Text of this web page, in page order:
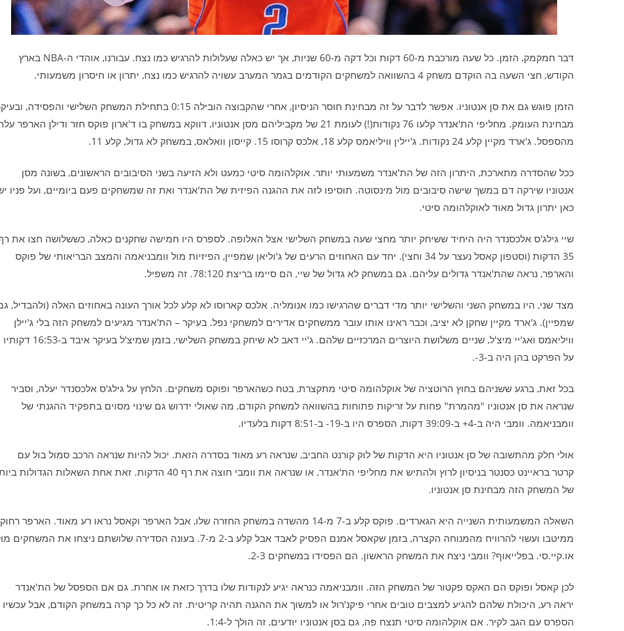
דבר חמקמק, הזמן. כל שעה מורכבת מ-60 דקות וכל דקה מ-60 שניות, אך יש כאלה שעלולות להרגיש כמו נצח. עבורנו, אוהדי ה-NBA בארץ
הקודש, חצי השעה בה הוקדם משחק 4 בהשוואה למשחקים הקודמים בגמר המערב עשויה להרגיש כמו נצח, יתרון או חיסרון משמעותי.
הזמן פוגש גם את סן אנטוניו. אפשר לדבר על זה מבחינת חוסר הניסיון, אחרי שהקבוצה הובילה 0:15 בתחילת המשחק השלישי והפסידה,
מבחינת העומק. מחליפי הת'אנדר קלעו 76 נקודות(!) לעומת 21 של מקביליהם מסן אנטוניו, דווקא במשחק בו ד'ארון פוקס חזר ודילן הארפר
מהספסל. ג'ארד מקיין קלע 24 נקודות. ג'יילין וויליאמס קלע 18, אלכס קרוסו 15. קייסון וואלאס, במשחק לא גדול, קלע 11.
ככל שהסדרה מתארכת, היתרון הזה של הת'אנדר משמעותי יותר. אוקלהומה סיטי כמעט ולא הזיעה בשני הסיבובים הראשונים, בשונה מסן
אנטוניו שירקה דם במשך שישה סיבובים מול מינסוטה. תוסיפו לזה את ההגנה הפיזית של הת'אנדר ואת זה שמשחקים פעם ביומיים, ועל פניו
כאן יתרון גדול מאוד לאוקלהומה סיטי.
שיי גילג'ס אלכסנדר היה היחיד ששיחק יותר מחצי שעה במשחק השלישי אצל האלופה. לספרס היו חמישה שחקנים כאלה, כששלושה חצו את
35 הדקות (וסטפון קאסל נעצר על 34 וחצי). יחד עם האחוזים הרעים של ג'וליאן שמפיין, הפיזיות מול וומבניאמה והמצב הבריאותי של פוקס
והארפר, נראה שהת'אנדר גדולים עליהם. גם במשחק לא גדול של שיי, הם סיימו בריצת 78:120. זה משפיל.
מצד שני, היו במשחק השני והשלישי יותר מדי דברים שהרגישו כמו אנומליה. אלכס קארוסו לא קלע לכל אורך העונה באחוזים האלה (ולהבדיל,
שמפיין). ג'ארד מקיין שחקן לא יציב, וכבר ראינו אותו עובר ממשחקים אדירים למשחקי נפל. בעיקר – הת'אנדר מגיעים למשחק הזה בלי ג'יילן
וויליאמס ואג'יי מיצ'ל, שניים משלושת היוצרים המרכזיים שלהם. ג'יי דאב לא שיחק במשחק השלישי, בזמן שמיצ'ל בעיקר איבד ב-16:53 דקותיו
על הפרקט בהן היה ב-3-.
בכל זאת, ברגע ששניהם בחוץ הרוטציה של אוקלהומה סיטי מתקצרת, בטח כשהארפר ופוקס משחקים. הלחץ על גילג'ס אלכסנדר יעלה, וסביר
שנראה את סן אנטוניו "מהמרת" פחות על זריקות פתוחות בהשוואה למשחק הקודם, מה שאולי ידרוש גם שינוי מסוים בתפקיד ההגנתי של
וומבניאמה. וומבי היה ב-4+ ב-39:09 דקות, הספרס היו ב-19- ב-8:51 דקות בלעדיו.
אולי חלק מהתשובה של סן אנטוניו היא הדקות של לוק קורנט החביב, שנראה רע מאוד בסדרה הזאת. יכול להיות שנראה הרכב סמול בול עם
קרטר בראיינט כסנטר בניסיון לרוץ ולהתיש את מחליפי הת'אנדר, או שנראה את וומבי חוצה את רף 40 הדקות. זאת אחת השאלות
של המשחק הזה מבחינת סן אנטוניו.
השאלה המשמעותית השנייה היא הגארדים. פוקס קלע ב-7 מ-14 מהשדה במשחק החזרה שלו, אבל הארפר וקאסל נראו רע מאוד. הארפר רחוק
ממיטבו ועשוי להרוויח מהמנוחה הקצרה, בזמן שקאסל אמנם הפסיק לאבד אבל קלע ב-2 מ-7. בעונה הסדירה שלושתם ניצחו את המשחקים
או.קיי.סי. בפלייאוף? וומבי ניצח את המשחק הראשון. הם הפסידו במשחקים 2-3.
לכן קאסל ופוקס הם האקס פקטור של המשחק הזה. וומבניאמה כנראה יגיע לנקודות שלו בדרך כזאת או אחרת. גם אם הספסל של הת'אנדר
יראה רע, היכולת שלהם להגיע למצבים טובים אחרי פיקנ'רול או למשוך את ההגנה תהיה קריטית. זה לא כל כך קרה במשחק הקודם, אבל עכשיו
הספרס עם הגב לקיר. אם אוקלהומה סיטי תנצח פה, גם בסן אנטוניו יודעים, זה הולך ל-1:4.